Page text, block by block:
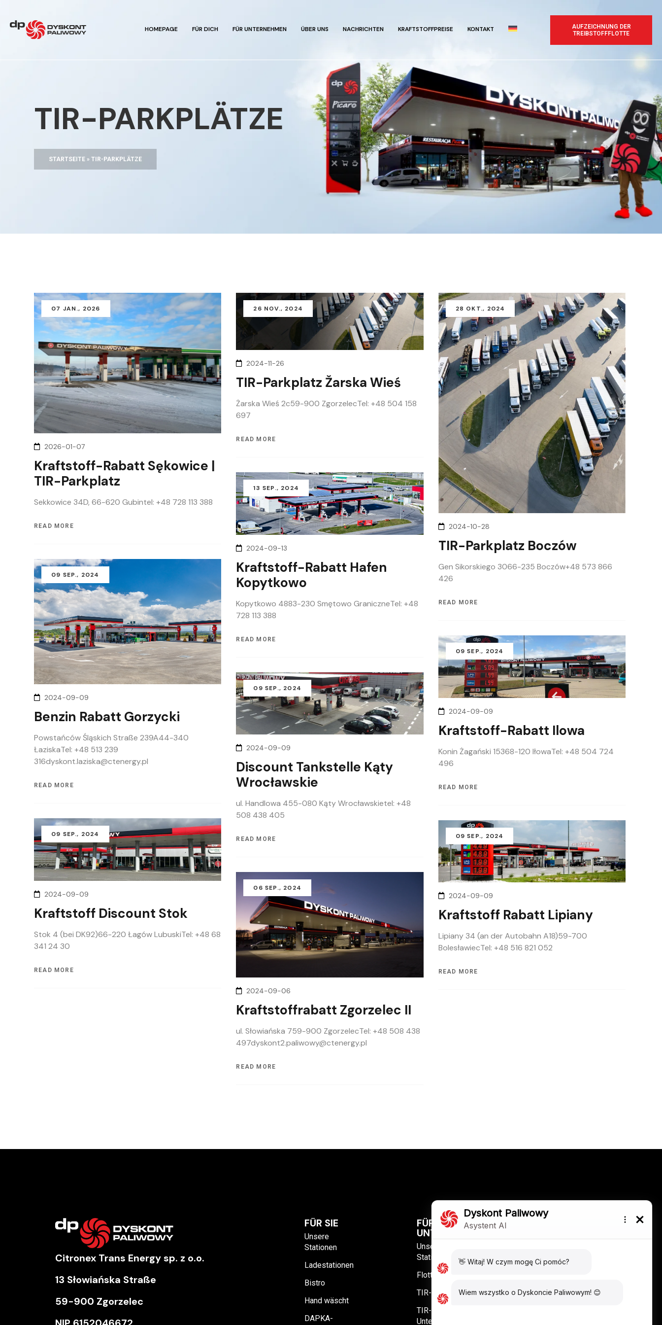
HOMEPAGE FÜR DICH FÜR UNTERNEHMEN ÜBER UNS NACHRICHTEN KRAFTSTOFFPREISE KONTAKT
AUFZEICHNUNG DER
TREIBSTOFFFLOTTE
TIR-PARKPLÄTZE
STARTSEITE » TIR-PARKPLÄTZE
07 JAN., 2026
2026-01-07
Kraftstoff-Rabatt Sękowice |
TIR-Parkplatz
Sekkowice 34D, 66-620 Gubintel: +48 728 113 388
READ MORE
26 NOV., 2024
2024-11-26
TIR-Parkplatz Žarska Wieś
Żarska Wieś 2c59-900 ZgorzelecTel: +48 504 158
697
READ MORE
28 OKT., 2024
2024-10-28
TIR-Parkplatz Boczów
Gen Sikorskiego 3066-235 Boczów+48 573 866
426
READ MORE
13 SEP., 2024
2024-09-13
Kraftstoff-Rabatt Hafen
Kopytkowo
Kopytkowo 4883-230 Smętowo GraniczneTel: +48
728 113 388
READ MORE
09 SEP., 2024
2024-09-09
Benzin Rabatt Gorzycki
Powstańców Śląskich Straße 239A44-340
ŁaziskaTel: +48 513 239
316dyskont.laziska@ctenergy.pl
READ MORE
09 SEP., 2024
2024-09-09
Kraftstoff-Rabatt Ilowa
Konin Żagański 15368-120 IłowaTel: +48 504 724
496
READ MORE
09 SEP., 2024
2024-09-09
Discount Tankstelle Kąty
Wrocławskie
ul. Handlowa 455-080 Kąty Wrocławskietel: +48
508 438 405
READ MORE
09 SEP., 2024
2024-09-09
Kraftstoff Discount Stok
Stok 4 (bei DK92)66-220 Łagów LubuskiTel: +48 68
341 24 30
READ MORE
09 SEP., 2024
2024-09-09
Kraftstoff Rabatt Lipiany
Lipiany 34 (an der Autobahn A18)59-700
BolesławiecTel: +48 516 821 052
READ MORE
06 SEP., 2024
2024-09-06
Kraftstoffrabatt Zgorzelec II
ul. Słowiańska 759-900 ZgorzelecTel: +48 508 438
497dyskont2.paliwowy@ctenergy.pl
READ MORE
Citronex Trans Energy sp. z o.o.
13 Słowiańska Straße
59-900 Zgorzelec
FÜR SIE
Unsere
Stationen
Ladestationen
Bistro
Hand wäscht
DAPKA-
FÜR
UNTERNEHMEN
Unsere
Stationen
Flottenangebot
TIR-Parkplätze
TIR-
Unterlegscheibe
Über die Marke
Geschichte